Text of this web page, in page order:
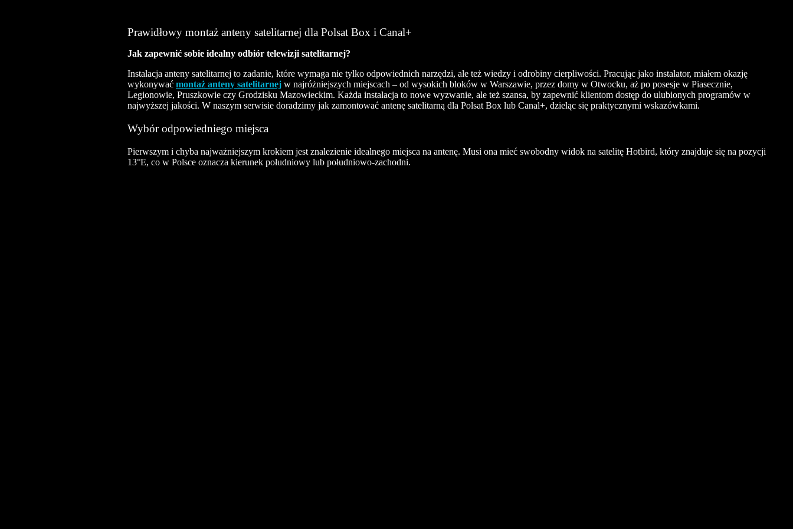
Prawidłowy montaż anteny satelitarnej dla Polsat Box i Canal+
Jak zapewnić sobie idealny odbiór telewizji satelitarnej?
Instalacja anteny satelitarnej to zadanie, które wymaga nie tylko odpowiednich narzędzi, ale też wiedzy i odrobiny cierpliwości. Pracując jako instalator, miałem okazję
wykonywać montaż anteny satelitarnej w najróżniejszych miejscach – od wysokich bloków w Warszawie, przez domy w Otwocku, aż po posesje w Piasecznie,
Legionowie, Pruszkowie czy Grodzisku Mazowieckim. Każda instalacja to nowe wyzwanie, ale też szansa, by zapewnić klientom dostęp do ulubionych programów w
najwyższej jakości. W naszym serwisie doradzimy jak zamontować antenę satelitarną dla Polsat Box lub Canal+, dzieląc się praktycznymi wskazówkami.
Wybór odpowiedniego miejsca
Pierwszym i chyba najważniejszym krokiem jest znalezienie idealnego miejsca na antenę. Musi ona mieć swobodny widok na satelitę Hotbird, który znajduje się na pozycji
13°E, co w Polsce oznacza kierunek południowy lub południowo-zachodni.